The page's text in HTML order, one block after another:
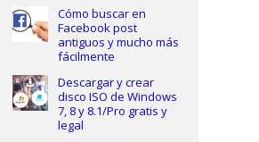
Cómo buscar en
Facebook post
antiguos y mucho más
fácilmente
Descargar y crear
disco ISO de Windows
7, 8 y 8.1/Pro gratis y
legal